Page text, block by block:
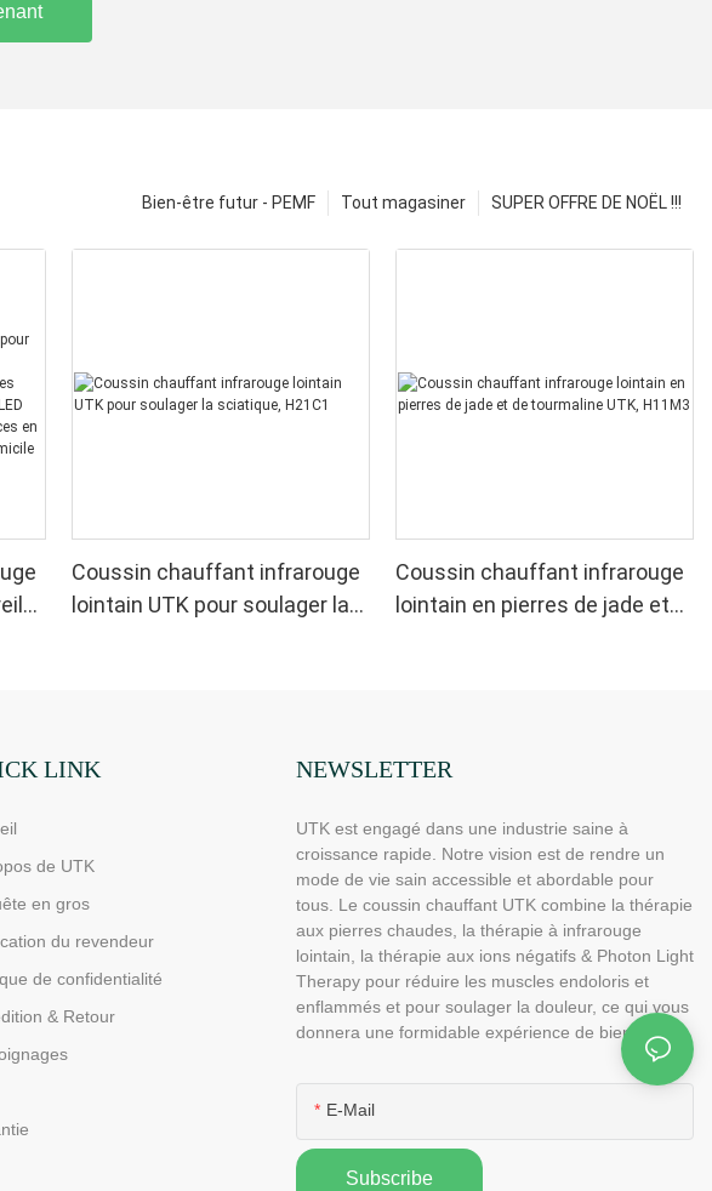
SUPER OFFRE DE NOËL !!!
Tout magasiner
Bien-être futur - PEMF
4
Coussin chauffant infrarouge
lointain UTK pour soulager la
Coussin chauffant infrarouge
lointain en pierres de jade et
LINK
de UTK
en gros
du revendeur
de confidentialité
& Retour
NEWSLETTER
UTK est engagé dans une industrie saine à
croissance rapide. Notre vision est de rendre un
mode de vie sain accessible et abordable pour
tous. Le coussin chauffant UTK combine la thérapie
aux pierres chaudes, la thérapie à infrarouge
lointain, la thérapie aux ions négatifs & Photon Light
Therapy pour réduire les muscles endoloris et
enflammés et pour soulager la douleur, ce qui vous
donnera une formidable expérience de bien-être.
E-Mail
Subscribe